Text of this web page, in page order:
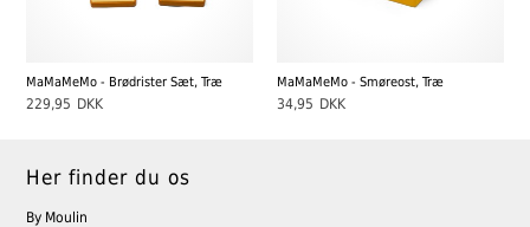
MaMaMeMo - Brødrister Sæt, Træ
229,95 DKK
MaMaMeMo - Smøreost, Træ
34,95 DKK
Her finder du os
By Moulin